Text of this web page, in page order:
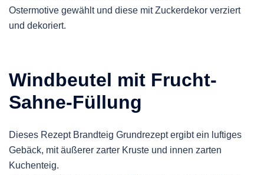
Ostermotive gewählt und diese mit Zuckerdekor verziert
und dekoriert.
Windbeutel mit Frucht-
Sahne-Füllung
Dieses Rezept Brandteig Grundrezept ergibt ein luftiges
Gebäck, mit äußerer zarter Kruste und innen zarten
Kuchenteig.